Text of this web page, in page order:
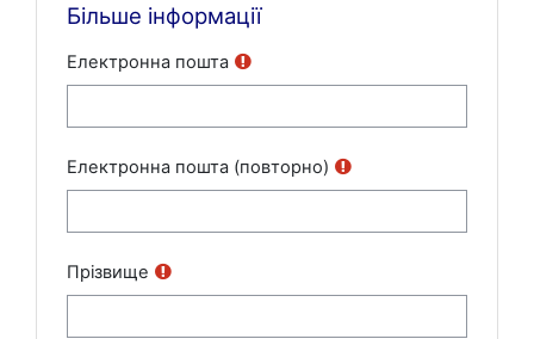
Більше інформації
Електронна пошта
Електронна пошта (повторно)
Прізвище